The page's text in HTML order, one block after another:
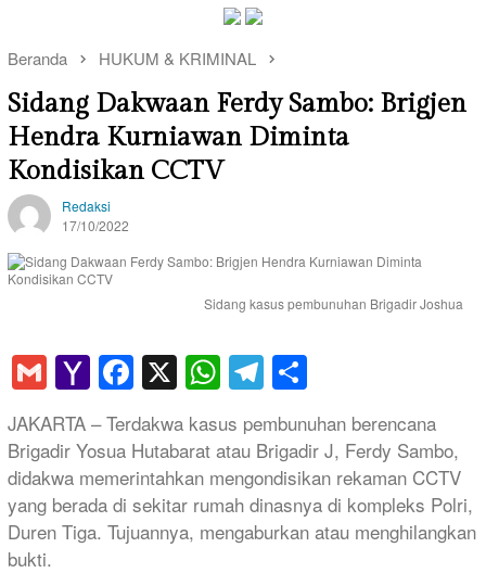
Beranda HUKUM & KRIMINAL
Sidang Dakwaan Ferdy Sambo: Brigjen
Hendra Kurniawan Diminta
Kondisikan CCTV
Redaksi
17/10/2022
Sidang kasus pembunuhan Brigadir Joshua
GmailYahoo
Mail
Facebook
X WhatsApp
Telegram
JAKARTA – Terdakwa kasus pembunuhan berencana
Brigadir Yosua Hutabarat atau Brigadir J, Ferdy Sambo,
didakwa memerintahkan mengondisikan rekaman CCTV
yang berada di sekitar rumah dinasnya di kompleks Polri,
Duren Tiga. Tujuannya, mengaburkan atau menghilangkan
bukti.